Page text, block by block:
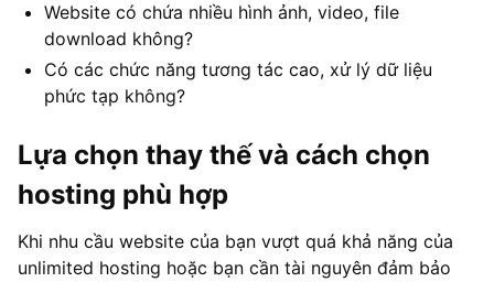
Website có chứa nhiều hình ảnh, video, file
download không?
Có các chức năng tương tác cao, xử lý dữ liệu
phức tạp không?
Lựa chọn thay thế và cách chọn
hosting phù hợp
Khi nhu cầu website của bạn vượt quá khả năng của
unlimited hosting hoặc bạn cần tài nguyên đảm bảo